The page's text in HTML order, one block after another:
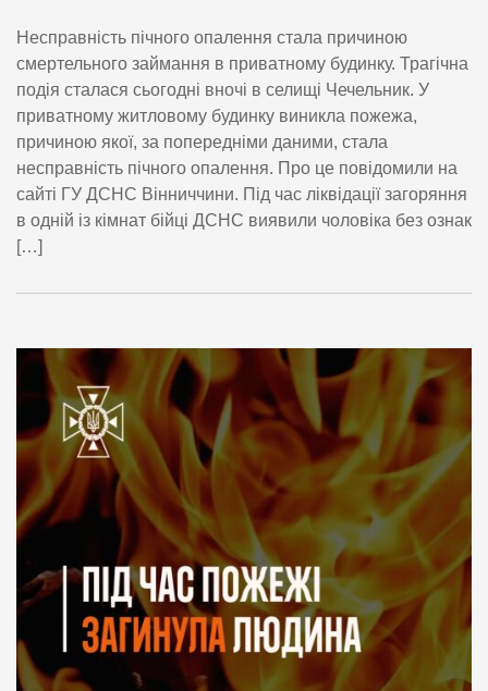
Несправність пічного опалення стала причиною
смертельного займання в приватному будинку. Трагічна
подія сталася сьогодні вночі в селищі Чечельник. У
приватному житловому будинку виникла пожежа,
причиною якої, за попередніми даними, стала
несправність пічного опалення. Про це повідомили на
сайті ГУ ДСНС Вінниччини. Під час ліквідації загоряння
в одній із кімнат бійці ДСНС виявили чоловіка без ознак
[…]